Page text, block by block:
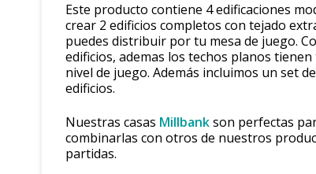
Este producto contiene 4 edificaciones
crear 2 edificios completos con tejado
puedes distribuir por tu mesa de juego.
edificios, ademas los techos planos
nivel de juego. Además incluimos un set
edificios.
Nuestras casas Millbankson perfectas
combinarlas con otros de nuestros
partidas.